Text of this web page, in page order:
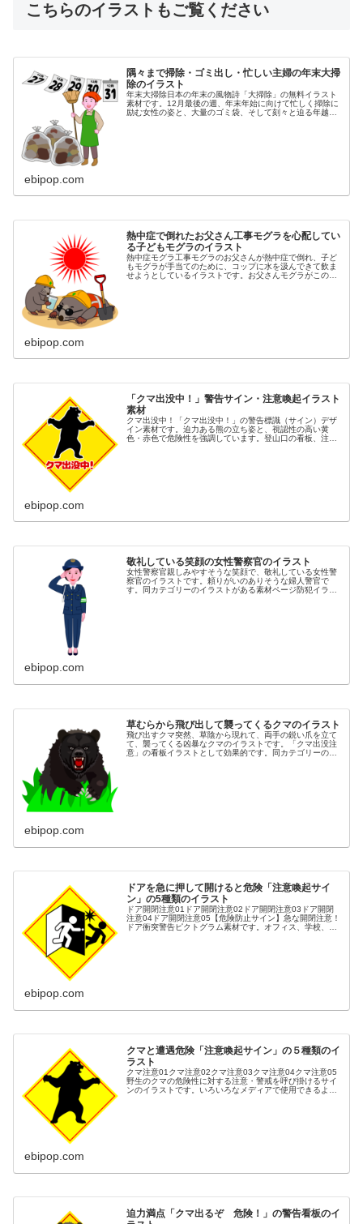
こちらのイラストもご覧ください
隅々まで掃除・ゴミ出し・忙しい主婦の年末大掃
除のイラスト
年末大掃除日本の年末の風物詩「大掃除」の無料イラスト
素材です。12月最後の週、年末年始に向けて忙しく掃除に
励む女性の姿と、大量のゴミ袋、そして刻々と迫る年越し
ebipop.com
熱中症で倒れたお父さん工事モグラを心配してい
る子どもモグラのイラスト
熱中症モグラ工事モグラのお父さんが熱中症で倒れ、子ど
もモグラが手当てのために、コップに水を汲んできて飲ま
せようとしているイラストです。お父さんモグラがこのま
ebipop.com
「クマ出没中！」警告サイン・注意喚起イラスト
素材
クマ出没中！「クマ出没中！」の警告標識（サイン）デザ
イン素材です。迫力ある熊の立ち姿と、視認性の高い黄
色・赤色で危険性を強調しています。登山口の看板、注意
ebipop.com
敬礼している笑顔の女性警察官のイラスト
女性警察官親しみやすそうな笑顔で、敬礼している女性警
察官のイラストです。頼りがいのありそうな婦人警官で
す。同カテゴリーのイラストがある素材ページ防犯イラス
ebipop.com
草むらから飛び出して襲ってくるクマのイラスト
飛び出すクマ突然、草陰から現れて、両手の鋭い爪を立て
て、襲ってくる凶暴なクマのイラストです。「クマ出没注
意」の看板イラストとして効果的です。同カテゴリーのイ
ebipop.com
ドアを急に押して開けると危険「注意喚起サイ
ン」の5種類のイラスト
ドア開閉注意01ドア開閉注意02ドア開閉注意03ドア開閉
注意04ドア開閉注意05【危険防止サイン】急な開閉注意！
ドア衝突警告ピクトグラム素材です。オフィス、学校、病
ebipop.com
クマと遭遇危険「注意喚起サイン」の５種類のイ
ラスト
クマ注意01クマ注意02クマ注意03クマ注意04クマ注意05
野生のクマの危険性に対する注意・警戒を呼び掛けるサイ
ンのイラストです。いろいろなメディアで使用できるよう
ebipop.com
迫力満点「クマ出るぞ 危険！」の警告看板のイ